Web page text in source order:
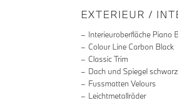
EXTERIEUR /
Interieuroberfläche Piano
Colour Line Carbon Black
Classic Trim
Dach und Spiegel schwarz
Fussmatten Velours
Leichtmetallräder